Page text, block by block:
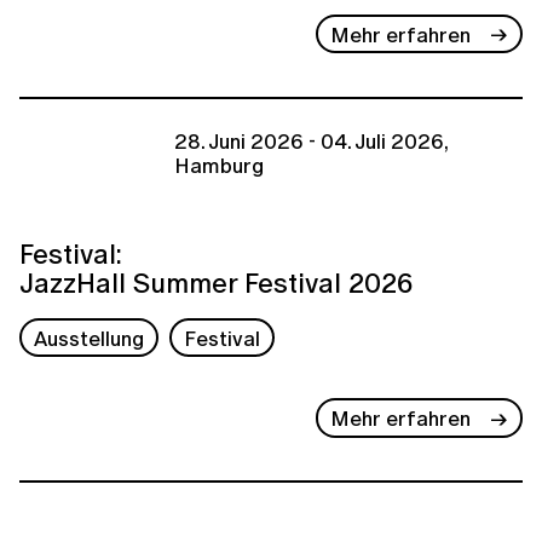
Mehr erfahren
28. Juni 2026 - 04. Juli 2026,
Hamburg
Festival:
JazzHall Summer Festival 2026
Ausstellung Festival
Mehr erfahren